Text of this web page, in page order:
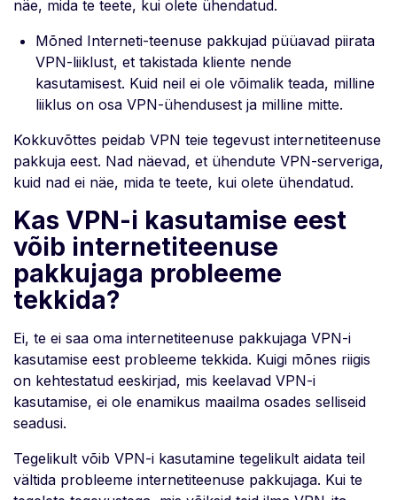
näe, mida te teete, kui olete ühendatud.
Mõned Interneti-teenuse pakkujad püüavad piirata
VPN-liiklust, et takistada kliente nende
kasutamisest. Kuid neil ei ole võimalik teada, milline
liiklus on osa VPN-ühendusest ja milline mitte.
Kokkuvõttes peidab VPN teie tegevust internetiteenuse
pakkuja eest. Nad näevad, et ühendute VPN-serveriga,
kuid nad ei näe, mida te teete, kui olete ühendatud.
Kas VPN-i kasutamise eest
võib internetiteenuse
pakkujaga probleeme
tekkida?
Ei, te ei saa oma internetiteenuse pakkujaga VPN-i
kasutamise eest probleeme tekkida. Kuigi mõnes riigis
on kehtestatud eeskirjad, mis keelavad VPN-i
kasutamise, ei ole enamikus maailma osades selliseid
seadusi.
Tegelikult võib VPN-i kasutamine tegelikult aidata teil
vältida probleeme internetiteenuse pakkujaga. Kui te